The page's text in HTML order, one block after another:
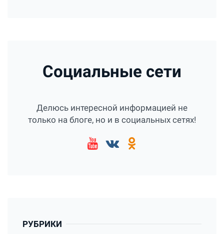
Социальные сети
Делюсь интересной информацией не
только на блоге, но и в социальных сетях!
РУБРИКИ